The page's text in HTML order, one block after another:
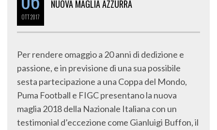
OTT2017
NUOVA MAGLIA AZZURRA
Per rendere omaggio a 20 anni di dedizione e
passione, e in previsione di una sua possibile
sesta partecipazione a una Coppa del Mondo,
Puma Football e FIGC presentano la nuova
maglia 2018 della Nazionale Italiana con un
testimonial d’eccezione come Gianluigi Buffon, il